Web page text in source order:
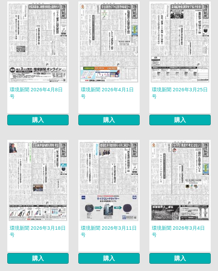
環境新聞 2026年4月8日
号
購入
環境新聞 2026年4月1日
号
購入
環境新聞 2026年3月25日
号
購入
環境新聞 2026年3月18日
号
購入
環境新聞 2026年3月11日
号
購入
環境新聞 2026年3月4日
号
購入